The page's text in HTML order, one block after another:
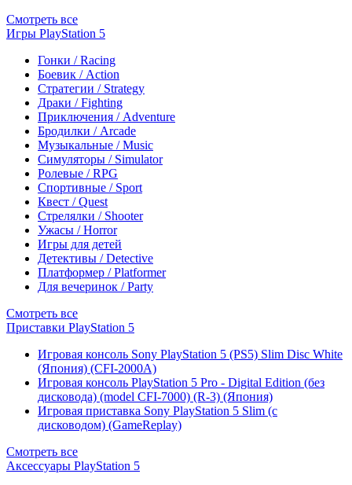
Смотреть все
Игры PlayStation 5
Гонки / Racing
Боевик / Action
Стратегии / Strategy
Драки / Fighting
Приключения / Adventure
Бродилки / Arcade
Музыкальные / Music
Симуляторы / Simulator
Ролевые / RPG
Спортивные / Sport
Квест / Quest
Стрелялки / Shooter
Ужасы / Horror
Игры для детей
Детективы / Detective
Платформер / Platformer
Для вечеринок / Party
Смотреть все
Приставки PlayStation 5
Игровая консоль Sony PlayStation 5 (PS5) Slim Disc White
(Япония) (CFI-2000A)
Игровая консоль PlayStation 5 Pro - Digital Edition (без
дисковода) (model CFI-7000) (R-3) (Япония)
Игровая приставка Sony PlayStation 5 Slim (с
дисководом) (GameReplay)
Смотреть все
Аксессуары PlayStation 5